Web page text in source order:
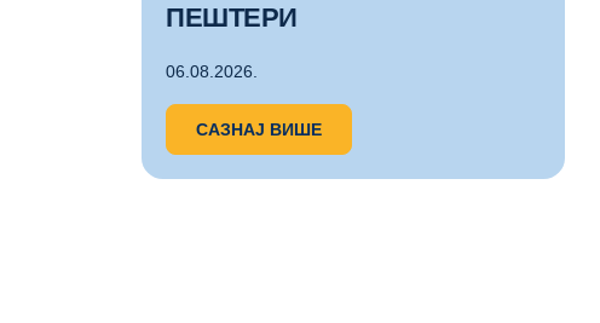
ПЕШТЕРИ
06.08.2026.
САЗНАЈ ВИШЕ